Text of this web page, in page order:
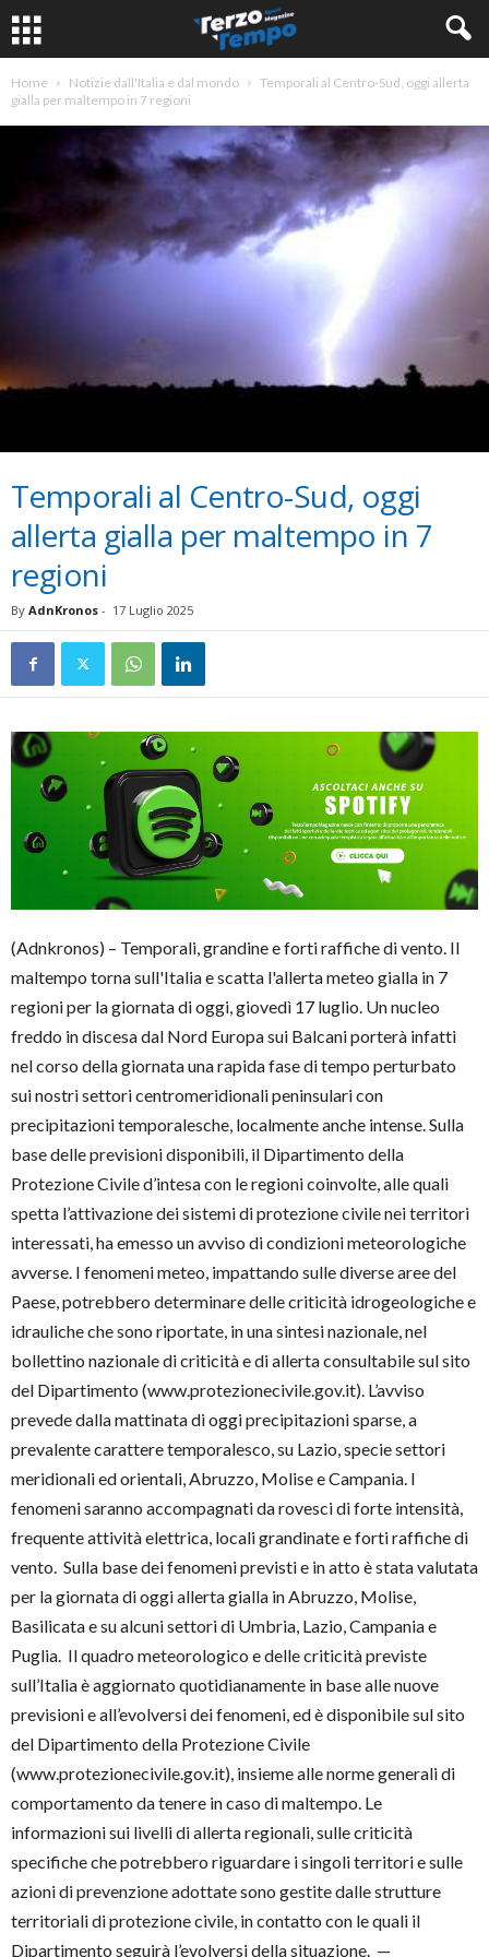
Home Notizie dall'Italia e dal mondo
Temporali al Centro-Sud, oggi allerta
gialla per maltempo in 7 regioni
Temporali al Centro-Sud, oggi
allerta gialla per maltempo in 7
regioni
By AdnKronos - 17 Luglio 2025
(Adnkronos) – Temporali, grandine e forti raffiche di vento. Il
maltempo torna sull'Italia e scatta l'allerta meteo gialla in 7
regioni per la giornata di oggi, giovedì 17 luglio. Un nucleo
freddo in discesa dal Nord Europa sui Balcani porterà infatti
nel corso della giornata una rapida fase di tempo perturbato
sui nostri settori centromeridionali peninsulari con
precipitazioni temporalesche, localmente anche intense. Sulla
base delle previsioni disponibili, il Dipartimento della
Protezione Civile d’intesa con le regioni coinvolte, alle quali
spetta l’attivazione dei sistemi di protezione civile nei territori
interessati, ha emesso un avviso di condizioni meteorologiche
avverse. I fenomeni meteo, impattando sulle diverse aree del
Paese, potrebbero determinare delle criticità idrogeologiche e
idrauliche che sono riportate, in una sintesi nazionale, nel
bollettino nazionale di criticità e di allerta consultabile sul sito
del Dipartimento (www.protezionecivile.gov.it). L’avviso
prevede dalla mattinata di oggi precipitazioni sparse, a
prevalente carattere temporalesco, su Lazio, specie settori
meridionali ed orientali, Abruzzo, Molise e Campania. I
fenomeni saranno accompagnati da rovesci di forte intensità,
frequente attività elettrica, locali grandinate e forti raffiche di
vento. Sulla base dei fenomeni previsti e in atto è stata valutata
per la giornata di oggi allerta gialla in Abruzzo, Molise,
Basilicata e su alcuni settori di Umbria, Lazio, Campania e
Puglia. Il quadro meteorologico e delle criticità previste
sull’Italia è aggiornato quotidianamente in base alle nuove
previsioni e all’evolversi dei fenomeni, ed è disponibile sul sito
del Dipartimento della Protezione Civile
(www.protezionecivile.gov.it), insieme alle norme generali di
comportamento da tenere in caso di maltempo. Le
informazioni sui livelli di allerta regionali, sulle criticità
specifiche che potrebbero riguardare i singoli territori e sulle
azioni di prevenzione adottate sono gestite dalle strutture
territoriali di protezione civile, in contatto con le quali il
Dipartimento seguirà l’evolversi della situazione. —